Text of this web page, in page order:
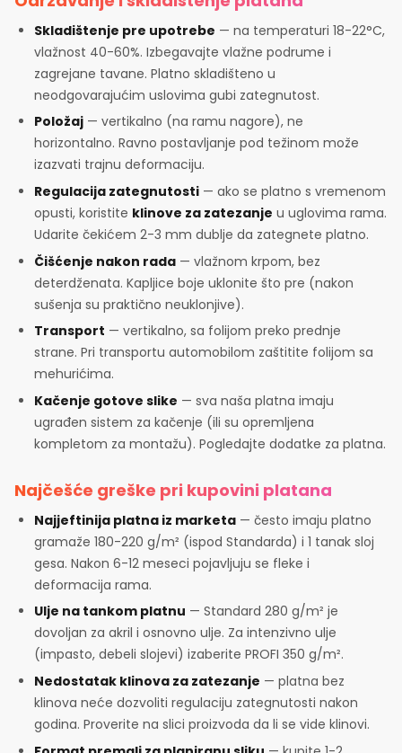
Skladištenje pre upotrebe — na temperaturi 18-22°C,
vlažnost 40-60%. Izbegavajte vlažne podrume i
zagrejane tavane. Platno skladišteno u
neodgovarajućim uslovima gubi zategnutost.
Položaj — vertikalno (na ramu nagore), ne
horizontalno. Ravno postavljanje pod težinom može
izazvati trajnu deformaciju.
Regulacija zategnutosti — ako se platno s vremenom
opusti, koristite klinove za zatezanje u uglovima rama.
Udarite čekićem 2-3 mm dublje da zategnete platno.
Čišćenje nakon rada — vlažnom krpom, bez
deterdženata. Kapljice boje uklonite što pre (nakon
sušenja su praktično neuklonjive).
Transport — vertikalno, sa folijom preko prednje
strane. Pri transportu automobilom zaštitite folijom sa
mehurićima.
Kačenje gotove slike — sva naša platna imaju
ugrađen sistem za kačenje (ili su opremljena
kompletom za montažu). Pogledajte dodatke za platna.
Najčešće greške pri kupovini platana
Najjeftinija platna iz marketa — često imaju platno
gramaže 180-220 g/m² (ispod Standarda) i 1 tanak sloj
gesa. Nakon 6-12 meseci pojavljuju se fleke i
deformacija rama.
Ulje na tankom platnu — Standard 280 g/m² je
dovoljan za akril i osnovno ulje. Za intenzivno ulje
(impasto, debeli slojevi) izaberite PROFI 350 g/m².
Nedostatak klinova za zatezanje — platna bez
klinova neće dozvoliti regulaciju zategnutosti nakon
godina. Proverite na slici proizvoda da li se vide klinovi.